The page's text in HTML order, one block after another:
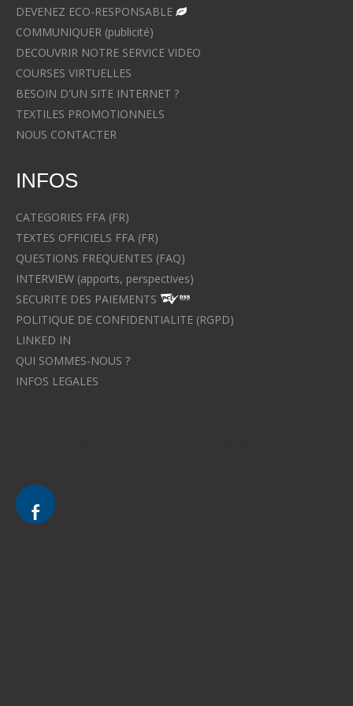
DEVENEZ ECO-RESPONSABLE
COMMUNIQUER (publicité)
DECOUVRIR NOTRE SERVICE VIDEO
COURSES VIRTUELLES
BESOIN D'UN SITE INTERNET ?
TEXTILES PROMOTIONNELS
NOUS CONTACTER
INFOS
CATEGORIES FFA (FR)
TEXTES OFFICIELS FFA (FR)
QUESTIONS FREQUENTES (FAQ)
INTERVIEW (apports, perspectives)
SECURITE DES PAIEMENTS
POLITIQUE DE CONFIDENTIALITE (RGPD)
LINKED IN
QUI SOMMES-NOUS ?
INFOS LEGALES